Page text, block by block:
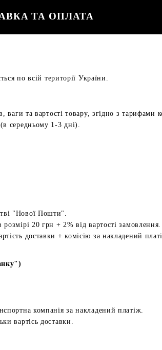
ТА ОПЛАТА
по всій території України.
та вартості товару, згідно з тарифами
середньому 1-3 дні).
"Нової Пошти".
20 грн + 2% від вартості замовлення.
доставки + комісію за накладений
компанія за накладений платіж.
вартісь доставки.